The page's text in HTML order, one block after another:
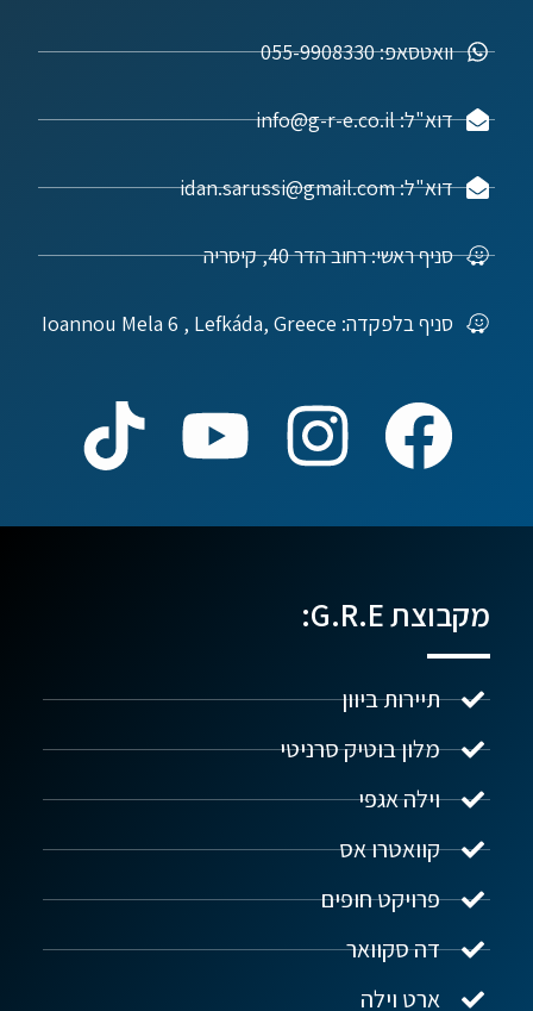
וואטסאפ: 055-9908330
דוא"ל: info@g-r-e.co.il
דוא"ל: idan.sarussi@gmail.com
סניף ראשי: רחוב הדר 40, קיסריה
סניף בלפקדה: Ioannou Mela 6 , Lefkáda, Greece
מקבוצת G.R.E:
תיירות ביוון
מלון בוטיק סרניטי
וילה אגפי
קוואטרו אס
פרויקט חופים
דה סקוואר
ארט וילה
נדל"ן ביוון G.R.E
שלום! איך אפשר לעזור?